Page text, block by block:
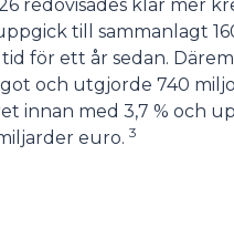
redovisades klar mer
till sammanlagt
för ett år sedan.
och utgjorde 740
innan med 3,7 % och
euro. 3